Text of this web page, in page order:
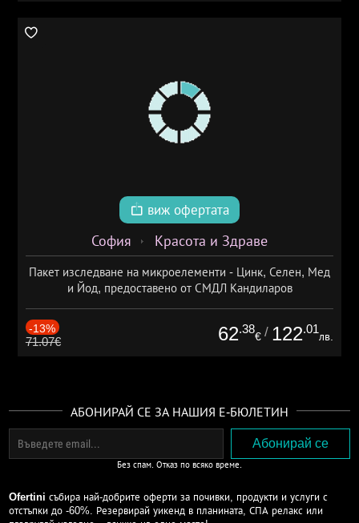
виж офертата
София Красота и Здраве
Пакет изследване на микроелементи - Цинк, Селен, Мед
и Йод, предоставено от СМДЛ Кандиларов
-13%
71.07€ 62.38
€ / 122.01
лв.
АБОНИРАЙ СЕ ЗА НАШИЯ Е-БЮЛЕТИН
Без спам. Отказ по всяко време.
Ofertini събира най-добрите оферти за почивки, продукти и услуги с
отстъпки до -60%. Резервирай уикенд в планината, СПА релакс или